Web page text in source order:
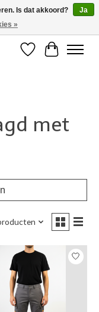
Verlanglijst
met
Is dat akkoord?
Ja
»